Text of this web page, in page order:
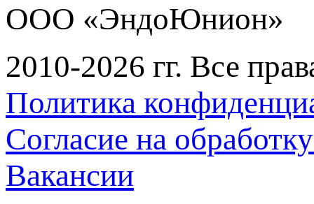
ООО «ЭндоЮнион»
2010-2026 гг. Все
Политика
Согласие на
Вакансии